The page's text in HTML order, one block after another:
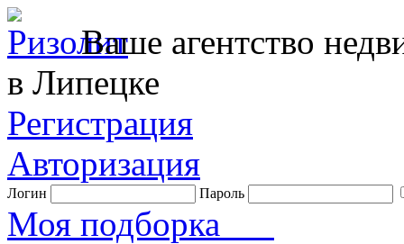
Ваше агентство
в Липецке
Регистрация
Авторизация
Логин Пароль
Моя подборка